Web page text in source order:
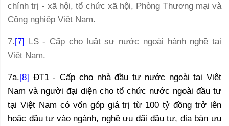
chính trị - xã hội, tổ chức xã hội, Phòng Thương mại và
Công nghiệp Việt Nam.
7.[7] LS - Cấp cho luật sư nước ngoài hành nghề tại
Việt Nam.
7a.[8] ĐT1 - Cấp cho nhà đầu tư nước ngoài tại Việt
Nam và người đại diện cho tổ chức nước ngoài đầu tư
tại Việt Nam có vốn góp giá trị từ 100 tỷ đồng trở lên
hoặc đầu tư vào ngành, nghề ưu đãi đầu tư, địa bàn ưu